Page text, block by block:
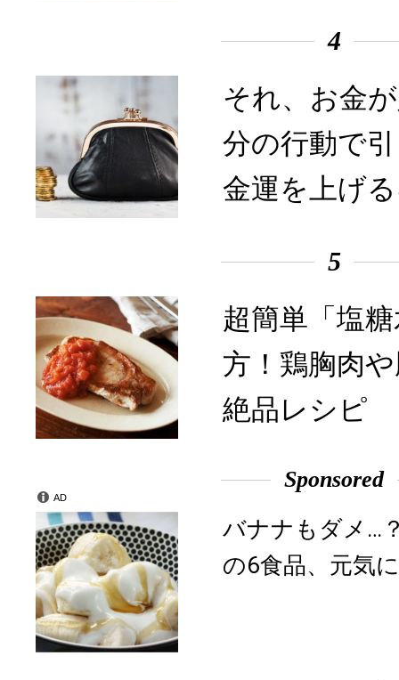
4
それ、お金
分の行動で
金運を上げ
5
超簡単「塩
方！鶏胸肉
絶品レシピ
Sponsored
バナナもダメ…
の6食品、元気
AD